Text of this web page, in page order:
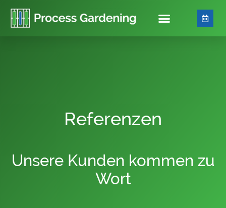
Referenzen
Unsere Kunden kommen zu
Wort